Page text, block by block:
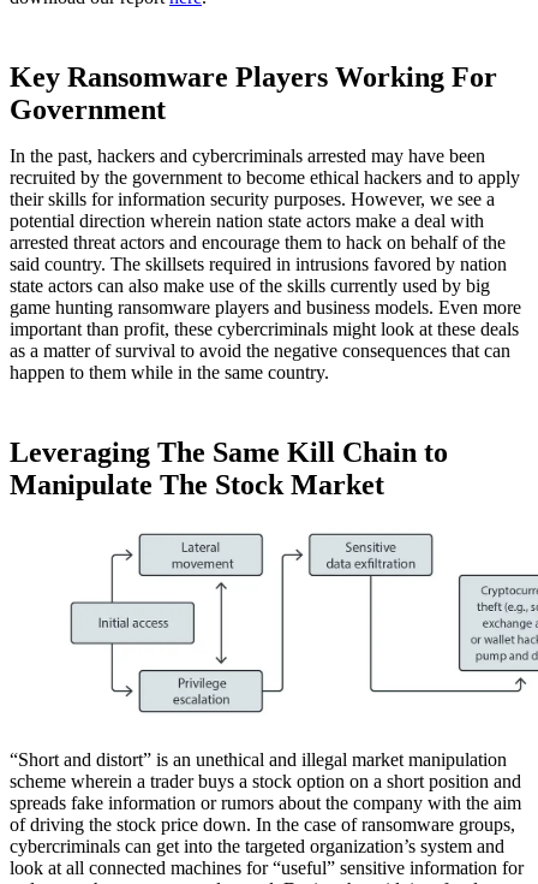
Key Ransomware Players Working For
Government
In the past, hackers and cybercriminals arrested may have been
recruited by the government to become ethical hackers and to apply
their skills for information security purposes. However, we see a
potential direction wherein nation state actors make a deal with
arrested threat actors and encourage them to hack on behalf of the
said country. The skillsets required in intrusions favored by nation
state actors can also make use of the skills currently used by big
game hunting ransomware players and business models. Even more
important than profit, these cybercriminals might look at these deals
as a matter of survival to avoid the negative consequences that can
happen to them while in the same country.
Leveraging The Same Kill Chain to
Manipulate The Stock Market
“Short and distort” is an unethical and illegal market manipulation
scheme wherein a trader buys a stock option on a short position and
spreads fake information or rumors about the company with the aim
of driving the stock price down. In the case of ransomware groups,
cybercriminals can get into the targeted organization’s system and
look at all connected machines for “useful” sensitive information for